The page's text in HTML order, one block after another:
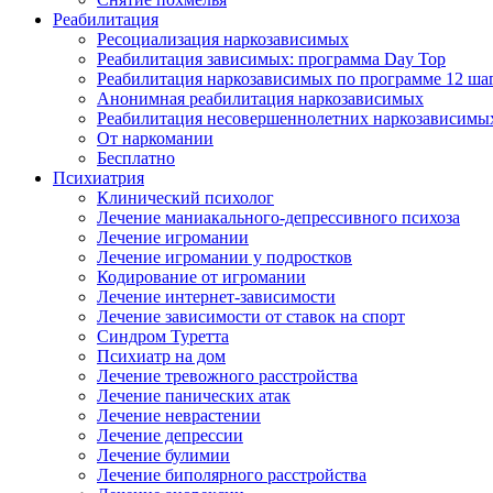
Реабилитация
Ресоциализация наркозависимых
Реабилитация зависимых: программа Day Top
Реабилитация наркозависимых по программе 12
Анонимная реабилитация наркозависимых
Реабилитация несовершеннолетних
От наркомании
Бесплатно
Психиатрия
Клинический психолог
Лечение маниакального-депрессивного психоза
Лечение игромании
Лечение игромании у подростков
Кодирование от игромании
Лечение интернет-зависимости
Лечение зависимости от ставок на спорт
Синдром Туретта
Психиатр на дом
Лечение тревожного расстройства
Лечение панических атак
Лечение неврастении
Лечение депрессии
Лечение булимии
Лечение биполярного расстройства